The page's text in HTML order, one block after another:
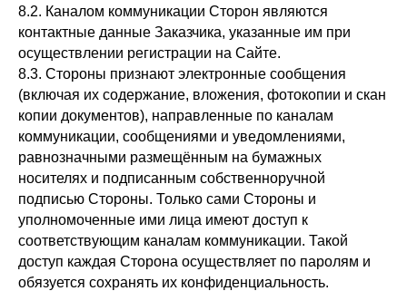
8.2. Каналом коммуникации Сторон являются
контактные данные Заказчика, указанные им при
осуществлении регистрации на Сайте.
8.3. Стороны признают электронные сообщения
(включая их содержание, вложения, фотокопии и скан
копии документов), направленные по каналам
коммуникации, сообщениями и уведомлениями,
равнозначными размещённым на бумажных
носителях и подписанным собственноручной
подписью Стороны. Только сами Стороны и
уполномоченные ими лица имеют доступ к
соответствующим каналам коммуникации. Такой
доступ каждая Сторона осуществляет по паролям и
обязуется сохранять их конфиденциальность.